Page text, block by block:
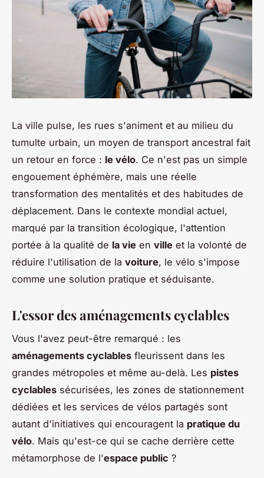
La ville pulse, les rues s'animent et au milieu du
tumulte urbain, un moyen de transport ancestral fait
un retour en force : le vélo. Ce n'est pas un simple
engouement éphémère, mais une réelle
transformation des mentalités et des habitudes de
déplacement. Dans le contexte mondial actuel,
marqué par la transition écologique, l'attention
portée à la qualité de la vie en ville et la volonté de
réduire l'utilisation de la voiture, le vélo s'impose
comme une solution pratique et séduisante.
L'essor des aménagements cyclables
Vous l'avez peut-être remarqué : les
aménagements cyclables fleurissent dans les
grandes métropoles et même au-delà. Les pistes
cyclables sécurisées, les zones de stationnement
dédiées et les services de vélos partagés sont
autant d'initiatives qui encouragent la pratique du
vélo. Mais qu'est-ce qui se cache derrière cette
métamorphose de l'espace public ?